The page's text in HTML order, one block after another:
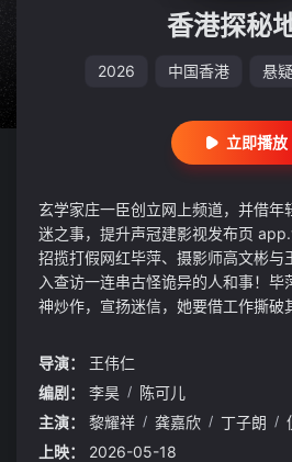
香港探秘
2026 中国香港 悬疑
立即播放
玄学家庄一臣创立网上频道，并借年
迷之事，提升声冠建影视发布页
招揽打假网红毕萍、摄影师高文彬与
入查访一连串古怪诡异的人和事！
神炒作，宣扬迷信，她要借工作撕破
豪金夫人自荐，可助其寻回离奇失踪
导演：
王伟仁
编剧：
李昊 / 陈可儿
主演：
黎耀祥 / 龚嘉欣 / 丁子朗 /
上映：
2026-05-18